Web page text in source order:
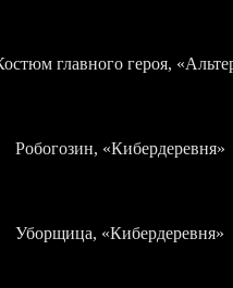
главного героя,
Робогозин, «Кибердеревня»
Уборщица, «Кибердеревня»